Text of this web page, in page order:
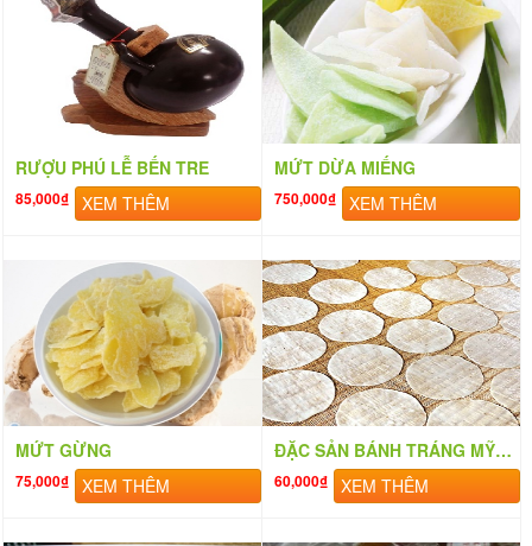
RƯỢU PHÚ LỄ BẾN TRE
85,000₫ XEM THÊM
MỨT DỪA MIẾNG
750,000₫ XEM THÊM
MỨT GỪNG
75,000₫ XEM THÊM
ĐẶC SẢN BÁNH TRÁNG MỸ LỒNG
60,000₫ XEM THÊM